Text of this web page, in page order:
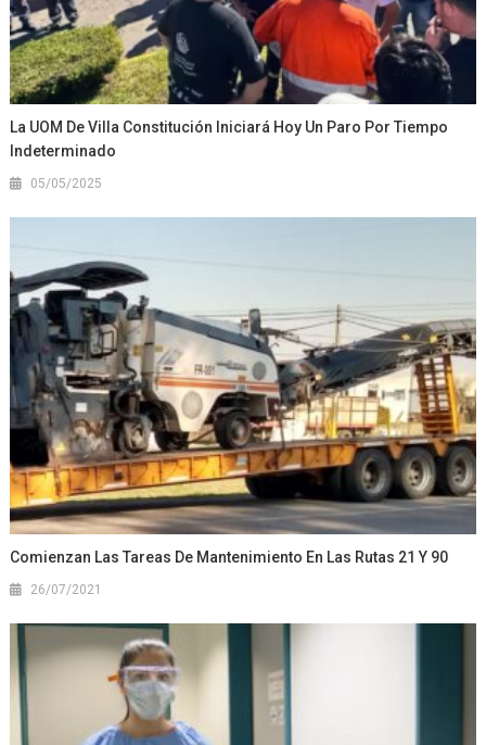
La UOM De Villa Constitución Iniciará Hoy Un Paro Por Tiempo
Indeterminado
05/05/2025
Comienzan Las Tareas De Mantenimiento En Las Rutas 21 Y 90
26/07/2021